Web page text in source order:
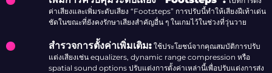
ค่าเสียงและเพิ่มระดับเสียง “Footsteps” การปรับนี้ทำให้เสียงฝีเท้าเด่น
ชัดในขณะที่ยังคงรักษาเสียงสำคัญอื่น ๆ ในเกมไว้ในช่วงที่วุ่นวาย
สำรวจการตั้งค่าเพิ่มเติม: ใช้ประโยชน์จากคุณสมบัติการปรับ
แต่งเสียงเช่น equalizers, dynamic range compression หรือ
spatial sound options ปรับแต่งการตั้งค่าเหล่านี้เพื่อปรับแต่งการส่ง